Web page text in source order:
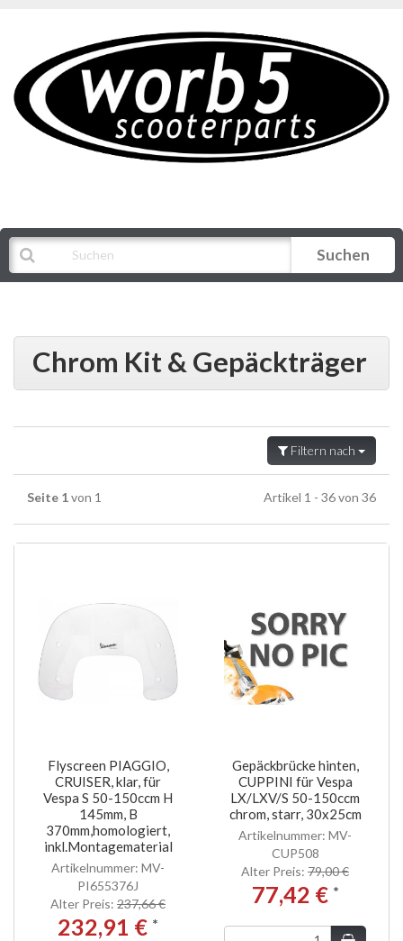
Suchen
Chrom Kit & Gepäckträger
Filtern nach
Seite 1von 1 Artikel 1 - 36 von 36
Flyscreen PIAGGIO,
CRUISER, klar, für
Vespa S 50-150ccm H
145mm, B
370mm,homologiert,
inkl.Montagematerial
Artikelnummer: MV-
PI655376J
Alter Preis: 237,66 €
232,91 € *
Gepäckbrücke hinten,
CUPPINI für Vespa
LX/LXV/S 50-150ccm
chrom, starr, 30x25cm
Artikelnummer: MV-
CUP508
Alter Preis: 79,00 €
77,42 € *